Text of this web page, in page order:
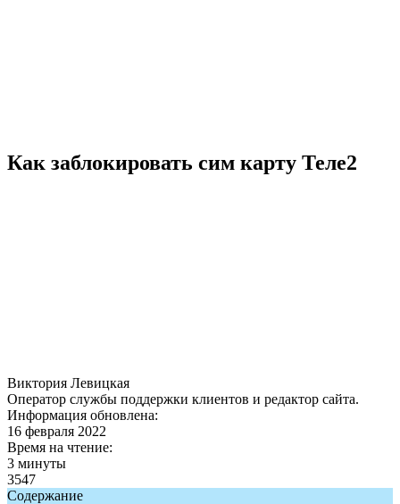
Как заблокировать сим карту Теле2
Виктория Левицкая
Оператор службы поддержки клиентов и редактор сайта.
Информация обновлена:
16 февраля 2022
Время на чтение:
3 минуты
3547
Содержание